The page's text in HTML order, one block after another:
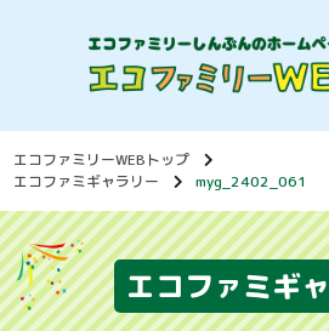
エコファミリーWEBトップ
エコファミギャラリー
myg_2402_061
エコファミギ